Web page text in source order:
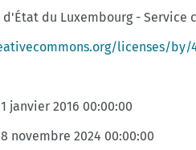
du Luxembourg - Service
licenses/by/
janvier 2016 00:00:00
novembre 2024 00:00:00